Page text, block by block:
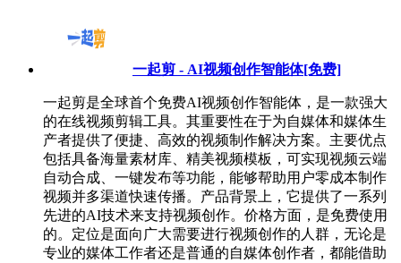
一起剪 - AI视频创作智能体[免费]
一起剪是全球首个免费AI视频创作智能体，是一款强大
的在线视频剪辑工具。其重要性在于为自媒体和媒体生
产者提供了便捷、高效的视频制作解决方案。主要优点
包括具备海量素材库、精美视频模板，可实现视频云端
自动合成、一键发布等功能，能够帮助用户零成本制作
视频并多渠道快速传播。产品背景上，它提供了一系列
先进的AI技术来支持视频创作。价格方面，是免费使用
的。定位是面向广大需要进行视频创作的人群，无论是
专业的媒体工作者还是普通的自媒体创作者，都能借助